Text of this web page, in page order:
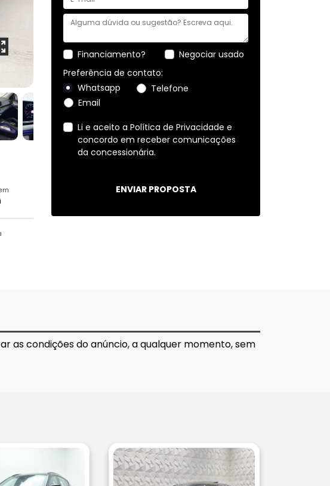
Financiamento?
Negociar usado
Preferência de contato:
Whatsapp
Telefone
Email
Li e aceito a Política de Privacidade e
concordo em receber comunicações
da concessionária.
ENVIAR PROPOSTA
as condições do anúncio, a qualquer momento, sem